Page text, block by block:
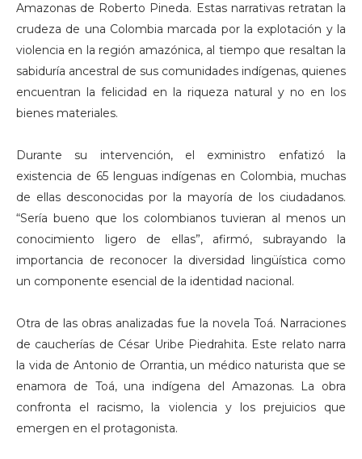
Amazonas de Roberto Pineda. Estas narrativas retratan la
crudeza de una Colombia marcada por la explotación y la
violencia en la región amazónica, al tiempo que resaltan la
sabiduría ancestral de sus comunidades indígenas, quienes
encuentran la felicidad en la riqueza natural y no en los
bienes materiales.
Durante su intervención, el exministro enfatizó la
existencia de 65 lenguas indígenas en Colombia, muchas
de ellas desconocidas por la mayoría de los ciudadanos.
“Sería bueno que los colombianos tuvieran al menos un
conocimiento ligero de ellas”, afirmó, subrayando la
importancia de reconocer la diversidad lingüística como
un componente esencial de la identidad nacional.
Otra de las obras analizadas fue la novela Toá. Narraciones
de caucherías de César Uribe Piedrahita. Este relato narra
la vida de Antonio de Orrantia, un médico naturista que se
enamora de Toá, una indígena del Amazonas. La obra
confronta el racismo, la violencia y los prejuicios que
emergen en el protagonista.